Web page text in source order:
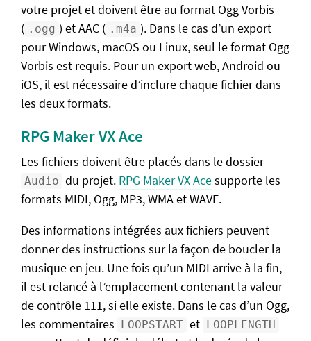
Format des ressources
Exporter son jeu
Problèmes fréquents
Trucs et astuces
Téléportation réaliste
Passer sur et sous un pont
Changer le splash screen
Scripts
Installer un script
Liste des scripts
L'univers du making
votre projet et doivent être au format Ogg Vorbis
( .ogg ) et AAC ( .m4a ). Dans le cas d’un export
pour Windows, macOS ou Linux, seul le format Ogg
Vorbis est requis. Pour un export web, Android ou
iOS, il est nécessaire d’inclure chaque fichier dans
les deux formats.
RPG Maker VX Ace
Les fichiers doivent être placés dans le dossier
Audio du projet. RPG Maker VX Acesupporte les
formats MIDI, Ogg, MP3, WMA et WAVE.
Des informations intégrées aux fichiers peuvent
donner des instructions sur la façon de boucler la
musique en jeu. Une fois qu’un MIDI arrive à la fin,
il est relancé à l’emplacement contenant la valeur
de contrôle 111, si elle existe. Dans le cas d’un Ogg,
les commentaires LOOPSTART et LOOPLENGTH